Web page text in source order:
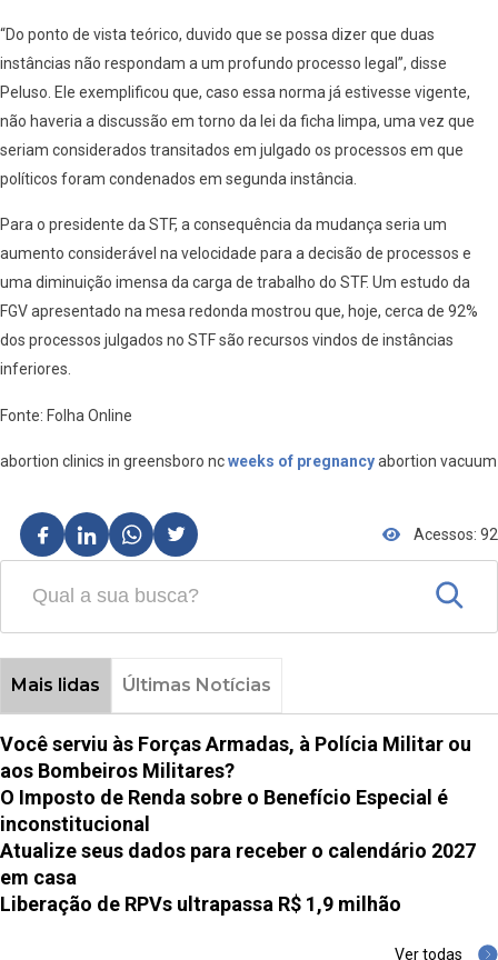
“Do ponto de vista teórico, duvido que se possa dizer que duas
instâncias não respondam a um profundo processo legal”, disse
Peluso. Ele exemplificou que, caso essa norma já estivesse vigente,
não haveria a discussão em torno da lei da ficha limpa, uma vez que
seriam considerados transitados em julgado os processos em que
políticos foram condenados em segunda instância.
Para o presidente da STF, a consequência da mudança seria um
aumento considerável na velocidade para a decisão de processos e
uma diminuição imensa da carga de trabalho do STF. Um estudo da
FGV apresentado na mesa redonda mostrou que, hoje, cerca de 92%
dos processos julgados no STF são recursos vindos de instâncias
inferiores.
Fonte: Folha Online
abortion clinics in greensboro ncweeks of pregnancyabortion vacuum
Acessos: 92
Mais lidas Últimas Notícias
Você serviu às Forças Armadas, à Polícia Militar ou
aos Bombeiros Militares?
O Imposto de Renda sobre o Benefício Especial é
inconstitucional
Atualize seus dados para receber o calendário 2027
em casa
Liberação de RPVs ultrapassa R$ 1,9 milhão
Ver todas